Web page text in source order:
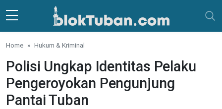
Skip to main content
Home Hukum & Kriminal
Polisi Ungkap Identitas Pelaku
Pengeroyokan Pengunjung
Pantai Tuban